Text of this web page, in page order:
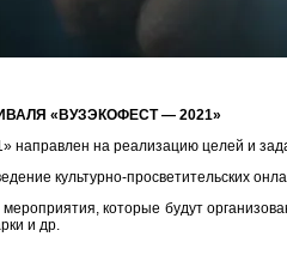
«ВУЗЭКОФЕСТ — 2021»
направлен на реализацию целей и
культурно-просветительских
которые будут
и др.